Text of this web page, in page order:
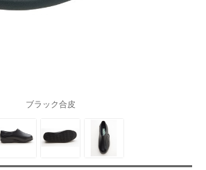
ブラック合皮